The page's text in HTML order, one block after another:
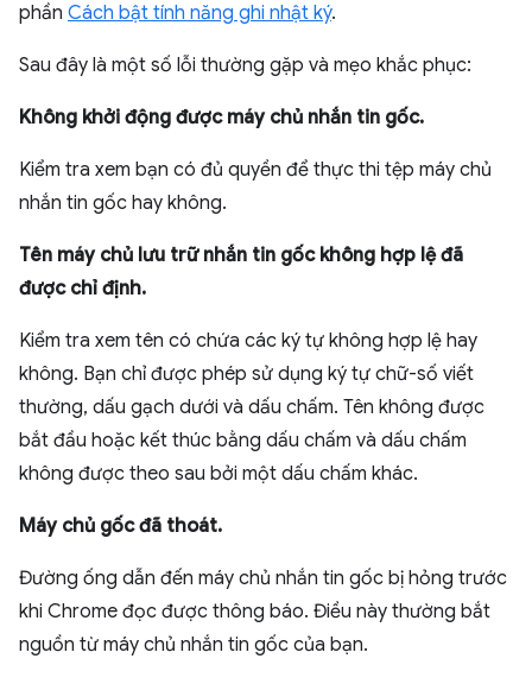
phần Cách bật tính năng ghi nhật ký.
Sau đây là một số lỗi thường gặp và mẹo khắc phục:
Không khởi động được máy chủ nhắn tin gốc.
Kiểm tra xem bạn có đủ quyền để thực thi tệp máy chủ
nhắn tin gốc hay không.
Tên máy chủ lưu trữ nhắn tin gốc không hợp lệ đã
được chỉ định.
Kiểm tra xem tên có chứa các ký tự không hợp lệ hay
không. Bạn chỉ được phép sử dụng ký tự chữ-số viết
thường, dấu gạch dưới và dấu chấm. Tên không được
bắt đầu hoặc kết thúc bằng dấu chấm và dấu chấm
không được theo sau bởi một dấu chấm khác.
Máy chủ gốc đã thoát.
Đường ống dẫn đến máy chủ nhắn tin gốc bị hỏng trước
khi Chrome đọc được thông báo. Điều này thường bắt
nguồn từ máy chủ nhắn tin gốc của bạn.